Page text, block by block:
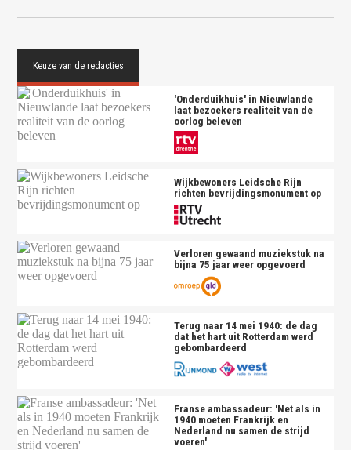
'Onderduikhuis' in Nieuwlande
laat bezoekers realiteit van de
oorlog beleven
Wijkbewoners Leidsche Rijn
richten bevrijdingsmonument op
Verloren gewaand muziekstuk na
bijna 75 jaar weer opgevoerd
Terug naar 14 mei 1940: de dag
dat het hart uit Rotterdam werd
gebombardeerd
Franse ambassadeur: 'Net als in
1940 moeten Frankrijk en
Nederland nu samen de strijd
voeren'